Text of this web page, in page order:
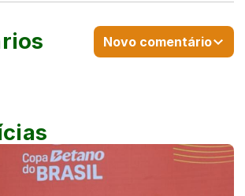
Novo comentário